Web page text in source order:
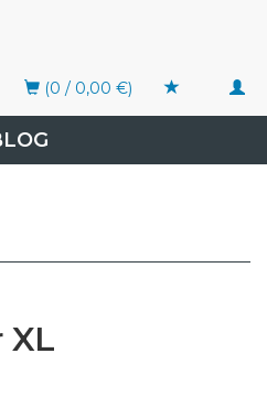
(0 / 0,00 €)
XL